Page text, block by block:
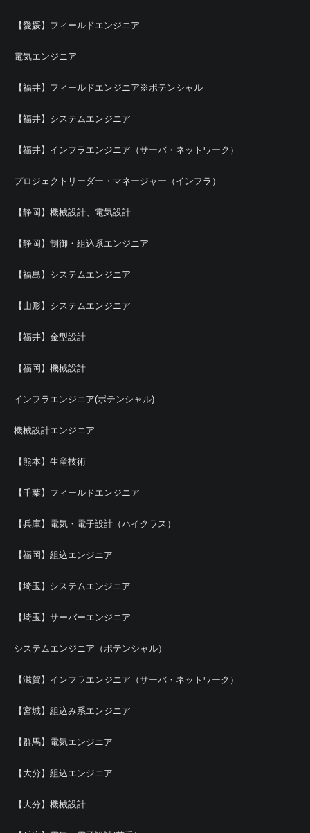
【愛媛】フィールドエンジニア
電気エンジニア
【福井】フィールドエンジニア※ポテンシャル
【福井】システムエンジニア
【福井】インフラエンジニア（サーバ・ネットワーク）
プロジェクトリーダー・マネージャー（インフラ）
【静岡】機械設計、電気設計
【静岡】制御・組込系エンジニア
【福島】システムエンジニア
【山形】システムエンジニア
【福井】金型設計
【福岡】機械設計
インフラエンジニア(ポテンシャル)
機械設計エンジニア
【熊本】生産技術
【千葉】フィールドエンジニア
【兵庫】電気・電子設計（ハイクラス）
【福岡】組込エンジニア
【埼玉】システムエンジニア
【埼玉】サーバーエンジニア
システムエンジニア（ポテンシャル）
【滋賀】インフラエンジニア（サーバ・ネットワーク）
【宮城】組込み系エンジニア
【群馬】電気エンジニア
【大分】組込エンジニア
【大分】機械設計